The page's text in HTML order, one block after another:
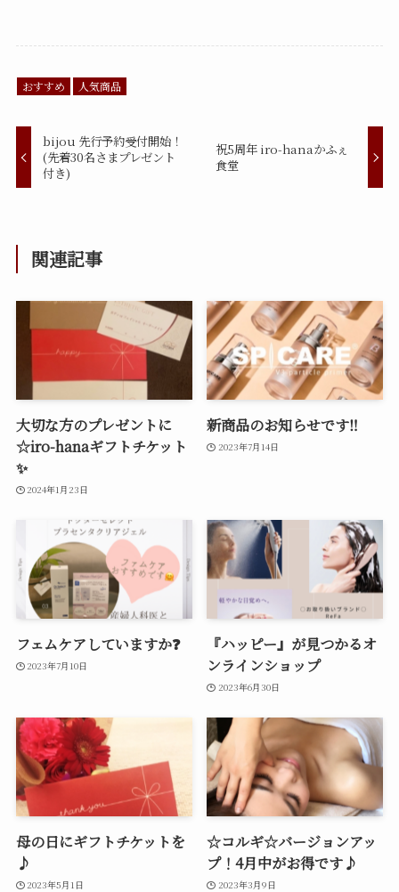
おすすめ 人気商品
bijou 先行予約受付開始！
(先着30名さまプレゼント
付き)
祝5周年 iro-hanaかふぇ
食堂
関連記事
大切な方のプレゼントに
☆iro-hanaギフトチケット
✨
2024年1月23日
新商品のお知らせです‼
2023年7月14日
フェムケアしていますか❓
2023年7月10日
『ハッピー』が見つかるオ
ンラインショップ
2023年6月30日
母の日にギフトチケットを
♪
2023年5月1日
☆コルギ☆バージョンアッ
プ！4月中がお得です♪
2023年3月9日